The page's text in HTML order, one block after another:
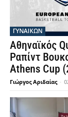
ΓΥΝΑΙΚΩΝ
Αθηναϊκός
Ραπίντ
Athens Cup
Γιώργος Αριδαίας -